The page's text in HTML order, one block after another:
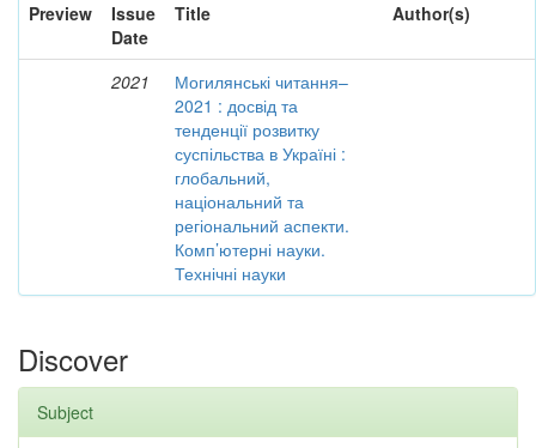
Preview
Issue
Date
Title Author(s)
2021
Могилянські читання–
2021 : досвід та
тенденції розвитку
суспільства в Україні :
глобальний,
національний та
регіональний аспекти.
Комп’ютерні науки.
Технічні науки
Discover
Subject